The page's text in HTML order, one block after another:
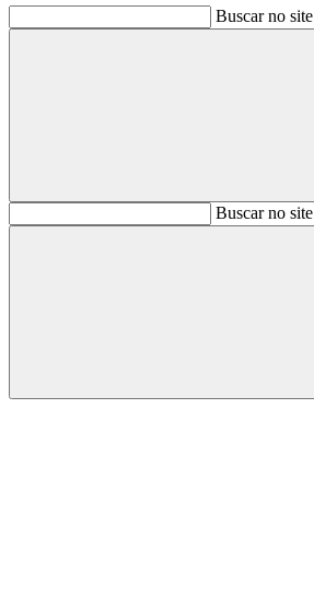
Buscar no site
BuscarBuscar no site
Buscar